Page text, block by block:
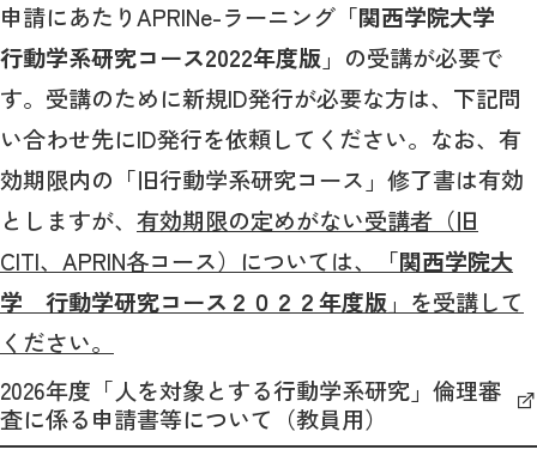
申請にあたりAPRINe-ラーニング 「関西学院大学
行動学系研究コース2022年度版 」の受講が必要で
す。受講のために新規ID発行が必要な方は、下記問
い合わせ先にID発行を依頼してください。なお、有
効期限内の「旧行動学系研究コース」修了書は有効
としますが、 有効期限の定めがない受講者（旧
CITI、APRIN各コース）については、
「関西学院大
学 行動学研究コース２０２２年度版」 を受講して
ください。
2026年度「人を対象とする行動学系研究」倫理審
査に係る申請書等について（教員用）